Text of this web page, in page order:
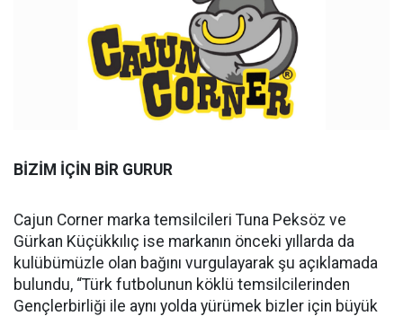
BİZİM İÇİN BİR GURUR
Cajun Corner marka temsilcileri Tuna Peksöz ve
Gürkan Küçükkılıç ise markanın önceki yıllarda da
kulübümüzle olan bağını vurgulayarak şu açıklamada
bulundu, “Türk futbolunun köklü temsilcilerinden
Gençlerbirliği ile aynı yolda yürümek bizler için büyük